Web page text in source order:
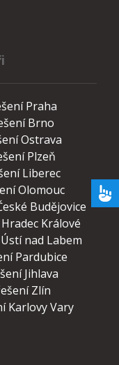
Praha
Brno
Ostrava
Plzeň
Liberec
Olomouc
Budějovice
Králové
nad Labem
Pardubice
Jihlava
Zlín
Karlovy Vary